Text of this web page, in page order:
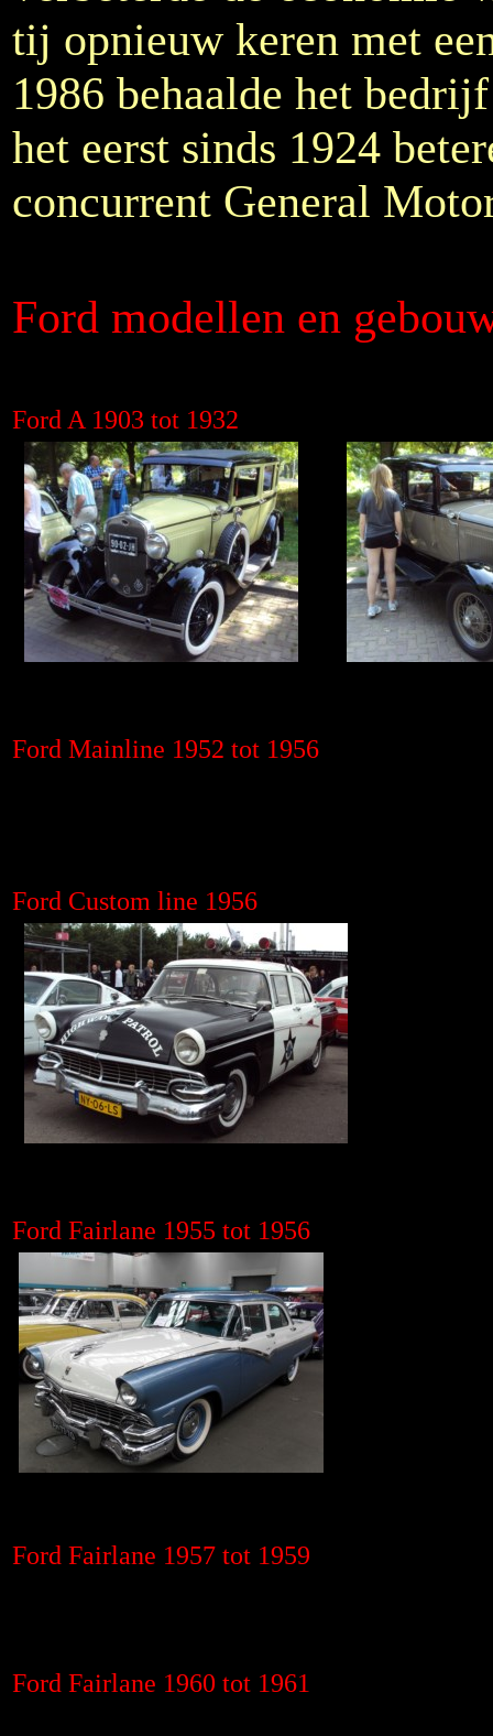
tij opnieuw keren met
1986 behaalde het
het eerst sinds 1924
concurrent General
Ford modellen en
Ford A 1903 tot 1932
Ford Mainline 1952 tot 1956
Ford Custom line 1956
Ford Fairlane 1955 tot 1956
Ford Fairlane 1957 tot 1959
Ford Fairlane 1960 tot 1961